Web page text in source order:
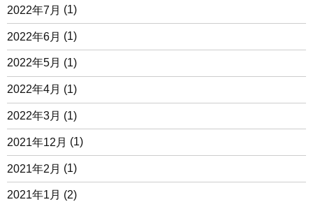
2022年7月 (1)
2022年6月 (1)
2022年5月 (1)
2022年4月 (1)
2022年3月 (1)
2021年12月 (1)
2021年2月 (1)
2021年1月 (2)